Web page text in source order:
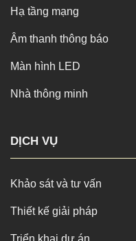
Hạ tầng mạng
Âm thanh thông báo
Màn hình LED
Nhà thông minh
DỊCH VỤ
Khảo sát và tư vấn
Thiết kế giải pháp
Triển khai dự án